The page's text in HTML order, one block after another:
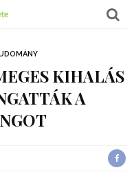
KIHALÁS
A